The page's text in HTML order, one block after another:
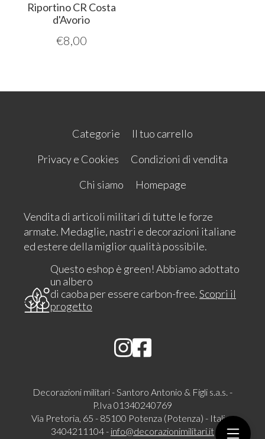
Riportino CR Costa
d'Avorio
€8,00
Categorie
Il tuo carrello
Privacy e Cookies
Condizioni di vendita
Chi siamo
Homepage
Vendita di articoli militari di tutte le forze
armate. Medaglie, nastri e decorazioni italiane
ed estere della miglior qualità possibile.
Questo eshop è green! Abbiamo adottato
un albero
di caoba per essere carbon-free.Scopri il
progetto
Decorazioni militari - Santoro Antonio & Figli s.a.s. -
P.Iva 01340240769
Via Pretoria, 65 - 85100 Potenza (Potenza) - Italia -
3404211104 - info@decorazionimilitari.it